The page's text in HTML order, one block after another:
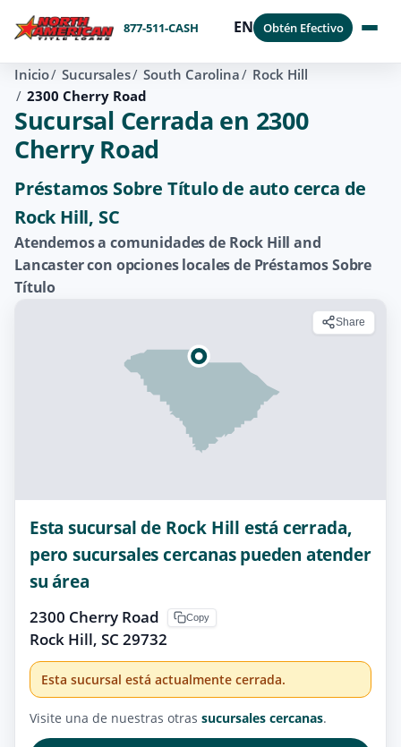
877-511-CASH EN Obtén Efectivo
Inicio Sucursales South Carolina
Rock Hill
2300 Cherry Road
Sucursal Cerrada en 2300
Cherry Road
Préstamos Sobre Título de auto cerca de
Rock Hill, SC
Atendemos a comunidades de Rock Hill and
Lancaster con opciones locales de Préstamos Sobre
Título
Share
Esta sucursal de Rock Hill está cerrada,
pero sucursales cercanas pueden atender
su área
2300 Cherry Road
Rock Hill, SC 29732
Copy
Esta sucursal está actualmente cerrada.
Visite una de nuestras otras sucursales cercanas.